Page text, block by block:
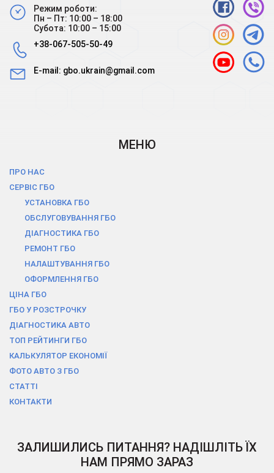
Режим роботи:
Пн – Пт: 10:00 – 18:00
Субота: 10:00 – 15:00
+38-067-505-50-49
E-mail: gbo.ukrain@gmail.com
МЕНЮ
ПРО НАС
СЕРВІС ГБО
УСТАНОВКА ГБО
ОБСЛУГОВУВАННЯ ГБО
ДІАГНОСТИКА ГБО
РЕМОНТ ГБО
НАЛАШТУВАННЯ ГБО
ОФОРМЛЕННЯ ГБО
ЦІНА ГБО
ГБО У РОЗСТРОЧКУ
ДІАГНОСТИКА АВТО
ТОП РЕЙТИНГИ ГБО
КАЛЬКУЛЯТОР ЕКОНОМІЇ
ФОТО АВТО З ГБО
СТАТТІ
КОНТАКТИ
ЗАЛИШИЛИСЬ ПИТАННЯ? НАДІШЛІТЬ ЇХ
НАМ ПРЯМО ЗАРАЗ